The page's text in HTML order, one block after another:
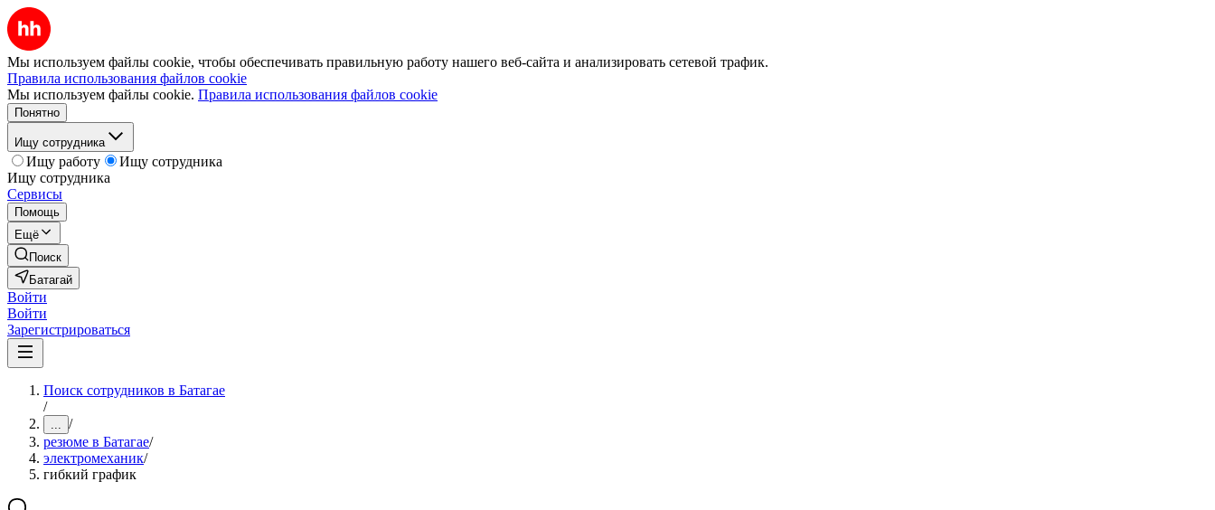
Мы используем файлы cookie, чтобы обеспечивать правильную работу нашего веб-сайта и анализировать сетевой трафик.
Правила использования файлов cookie
Мы используем файлы cookie. Правила использования файлов cookie
Понятно
Ищу сотрудника
Ищу работу
Ищу сотрудника
Ищу сотрудника
Сервисы
Помощь
Ещё
Поиск
Батагай
Войти
Войти
Зарегистрироваться
Поиск сотрудников в Батагае
/
... /
резюме в Батагае/
электромеханик/
гибкий график